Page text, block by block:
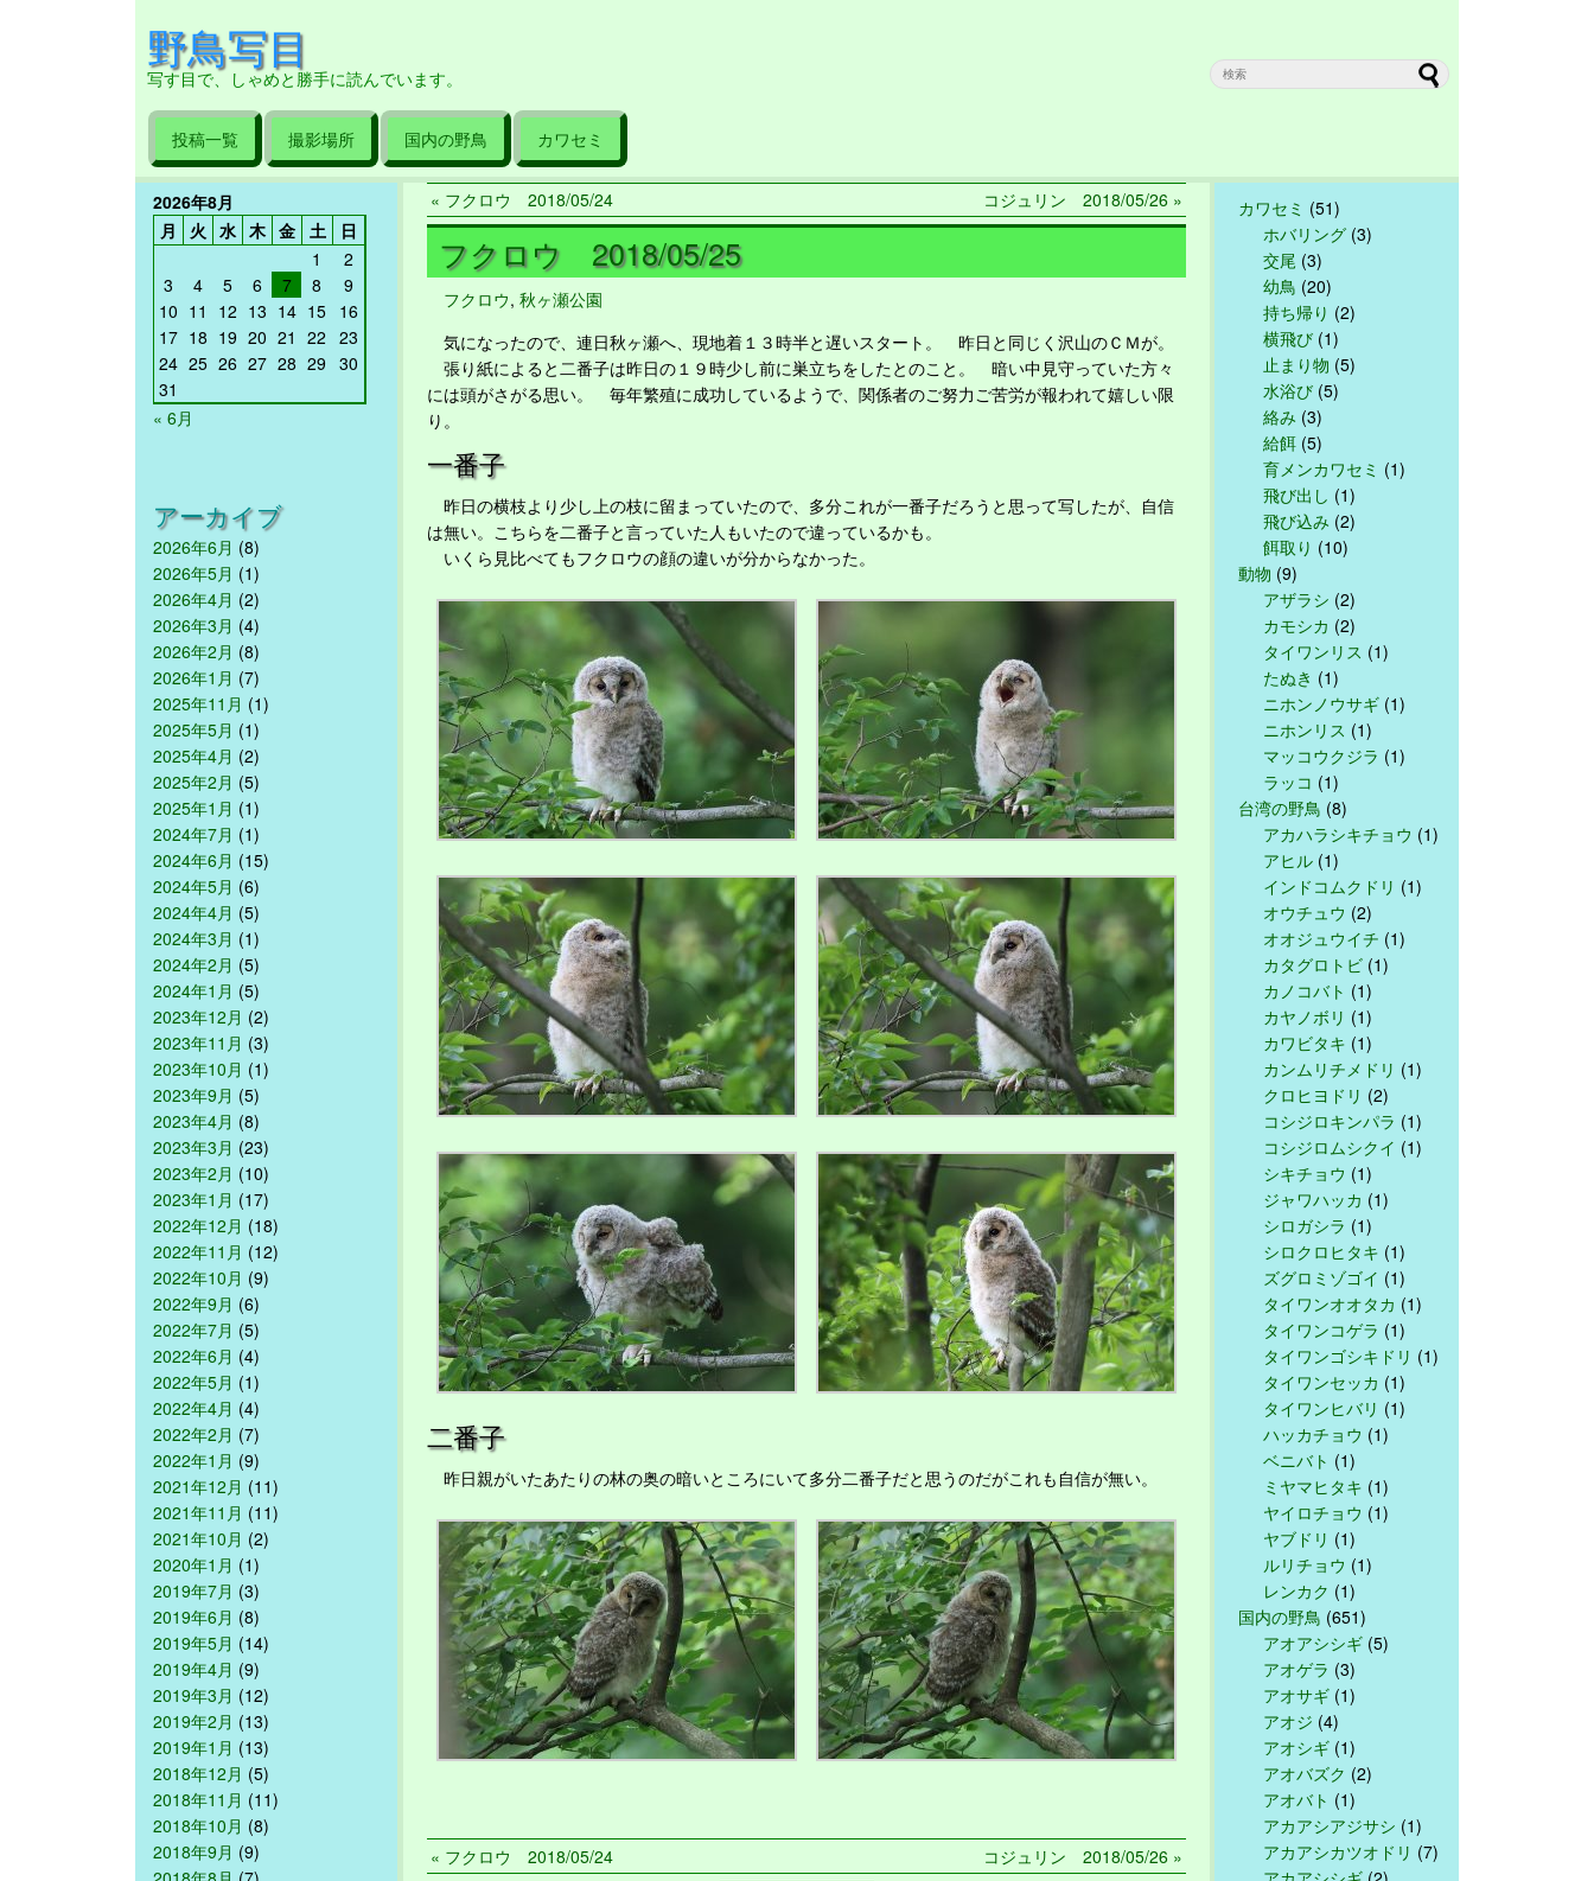
野鳥写目
写す目で、しゃめと勝手に読んでいます。
投稿一覧 撮影場所 国内の野鳥 カワセミ
2026年8月
月
火 水 木 金 土
日
1
2
3
4 5 6 7 8
9
10 11 12 13 14 15 16
17 18 19 20 21 22 23
24 25 26 27 28 29 30
31
« 6月
アーカイブ
2026年6月 (8)
2026年5月 (1)
2026年4月 (2)
2026年3月 (4)
2026年2月 (8)
2026年1月 (7)
2025年11月 (1)
2025年5月 (1)
2025年4月 (2)
2025年2月 (5)
2025年1月 (1)
2024年7月 (1)
2024年6月 (15)
2024年5月 (6)
2024年4月 (5)
2024年3月 (1)
2024年2月 (5)
2024年1月 (5)
2023年12月 (2)
2023年11月 (3)
2023年10月 (1)
2023年9月 (5)
2023年4月 (8)
2023年3月 (23)
2023年2月 (10)
2023年1月 (17)
2022年12月 (18)
2022年11月 (12)
2022年10月 (9)
2022年9月 (6)
2022年7月 (5)
2022年6月 (4)
2022年5月 (1)
2022年4月 (4)
2022年2月 (7)
2022年1月 (9)
2021年12月 (11)
2021年11月 (11)
2021年10月 (2)
2020年1月 (1)
2019年7月 (3)
2019年6月 (8)
2019年5月 (14)
2019年4月 (9)
2019年3月 (12)
2019年2月 (13)
2019年1月 (13)
2018年12月 (5)
2018年11月 (11)
2018年10月 (8)
2018年9月 (9)
« フクロウ 2018/05/24 コジュリン 2018/05/26 »
フクロウ 2018/05/25
フクロウ, 秋ヶ瀬公園
気になったので、連日秋ヶ瀬へ、現地着１３時半と遅いスタート。 昨日と同じく沢山のＣＭが。
張り紙によると二番子は昨日の１９時少し前に巣立ちをしたとのこと。 暗い中見守っていた方々
には頭がさがる思い。 毎年繁殖に成功しているようで、関係者のご努力ご苦労が報われて嬉しい限
り。
一番子
昨日の横枝より少し上の枝に留まっていたので、多分これが一番子だろうと思って写したが、自信
は無い。こちらを二番子と言っていた人もいたので違っているかも。
いくら見比べてもフクロウの顔の違いが分からなかった。
二番子
昨日親がいたあたりの林の奥の暗いところにいて多分二番子だと思うのだがこれも自信が無い。
« フクロウ 2018/05/24 コジュリン 2018/05/26 »
カワセミ (51)
ホバリング (3)
交尾 (3)
幼鳥 (20)
持ち帰り (2)
横飛び (1)
止まり物 (5)
水浴び (5)
絡み (3)
給餌 (5)
育メンカワセミ (1)
飛び出し (1)
飛び込み (2)
餌取り (10)
動物 (9)
アザラシ (2)
カモシカ (2)
タイワンリス (1)
たぬき (1)
ニホンノウサギ (1)
ニホンリス (1)
マッコウクジラ (1)
ラッコ (1)
台湾の野鳥 (8)
アカハラシキチョウ (1)
アヒル (1)
インドコムクドリ (1)
オウチュウ (2)
オオジュウイチ (1)
カタグロトビ (1)
カノコバト (1)
カヤノボリ (1)
カワビタキ (1)
カンムリチメドリ (1)
クロヒヨドリ (2)
コシジロキンパラ (1)
コシジロムシクイ (1)
シキチョウ (1)
ジャワハッカ (1)
シロガシラ (1)
シロクロヒタキ (1)
ズグロミゾゴイ (1)
タイワンオオタカ (1)
タイワンコゲラ (1)
タイワンゴシキドリ (1)
タイワンセッカ (1)
タイワンヒバリ (1)
ハッカチョウ (1)
ベニバト (1)
ミヤマヒタキ (1)
ヤイロチョウ (1)
ヤブドリ (1)
ルリチョウ (1)
レンカク (1)
国内の野鳥 (651)
アオアシシギ (5)
アオゲラ (3)
アオサギ (1)
アオジ (4)
アオシギ (1)
アオバズク (2)
アオバト (1)
アカアシアジサシ (1)
アカアシカツオドリ (7)